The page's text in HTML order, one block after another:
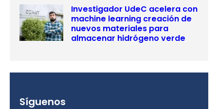
Investigador UdeC acelera con
machine learning creación de
nuevos materiales para
almacenar hidrógeno verde
Síguenos